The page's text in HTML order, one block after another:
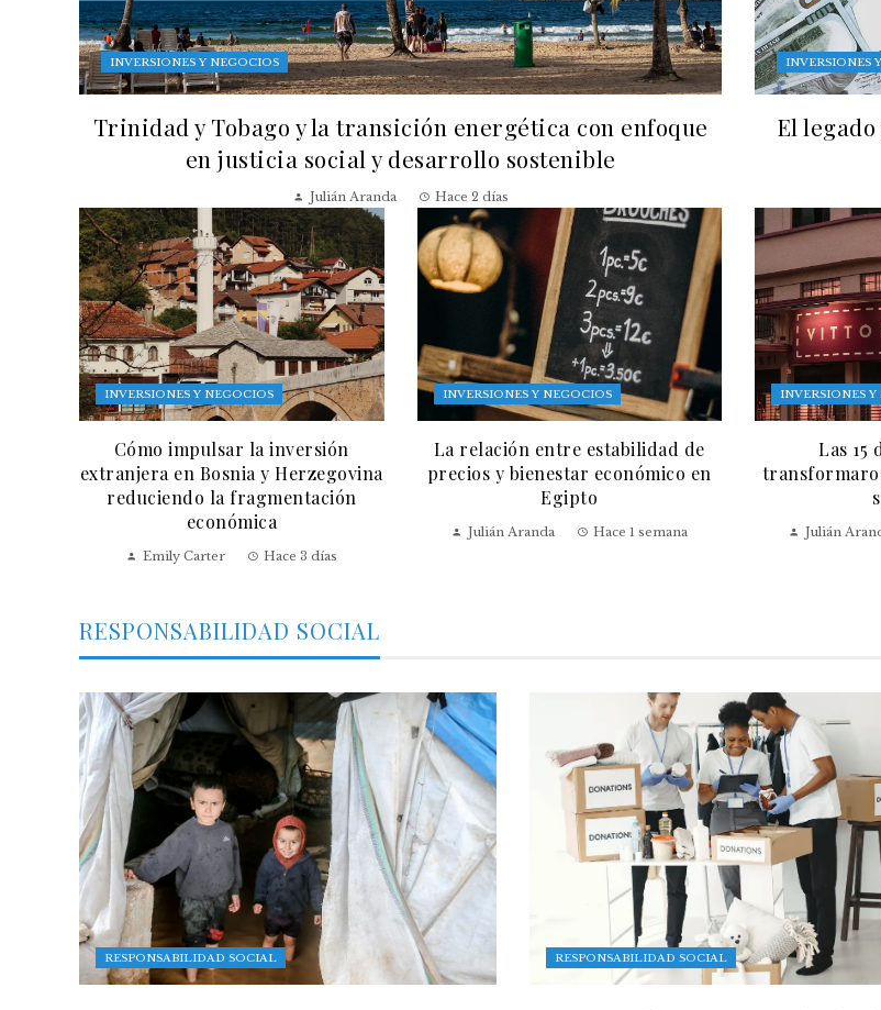
INVERSIONES Y NEGOCIOS
Trinidad y Tobago y la transición energética con enfoque
en justicia social y desarrollo sostenible
Julián Aranda Hace 2 días
INVERSIONES
El
INVERSIONES Y NEGOCIOS
Cómo impulsar la inversión
extranjera en Bosnia y Herzegovina
reduciendo la fragmentación
económica
Emily Carter Hace 3 días
INVERSIONES Y NEGOCIOS
La relación entre estabilidad de
precios y bienestar económico en
Egipto
Julián Aranda Hace 1 semana
INVERSIONES
Las 15
Julián
RESPONSABILIDAD SOCIAL
RESPONSABILIDAD SOCIAL RESPONSABILIDAD SOCIAL